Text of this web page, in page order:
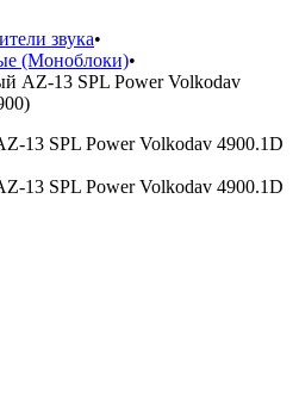
звука•
(Моноблоки)•
AZ-13 SPL Power Volkodav